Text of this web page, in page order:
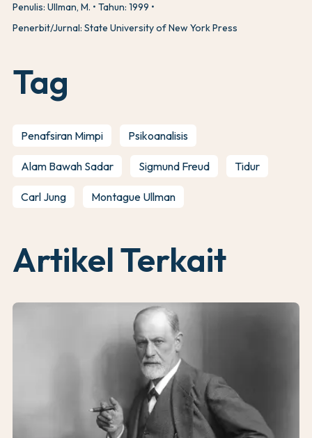
Penulis: Ullman, M.
Tahun: 1999
Penerbit/Jurnal: State University of New York Press
Tag
Penafsiran Mimpi Psikoanalisis
Alam Bawah Sadar Sigmund Freud Tidur
Carl Jung Montague Ullman
Artikel Terkait